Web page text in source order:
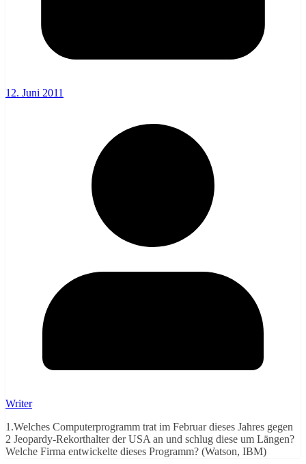
12. Juni 2011
Writer
1.Welches Computerprogramm trat im Februar dieses Jahres gegen
2 Jeopardy-Rekorthalter der USA an und schlug diese um Längen?
Welche Firma entwickelte dieses Programm? (Watson, IBM)